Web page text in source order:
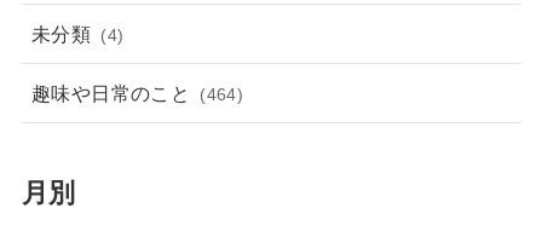
未分類 (4)
趣味や日常のこと (464)
月別